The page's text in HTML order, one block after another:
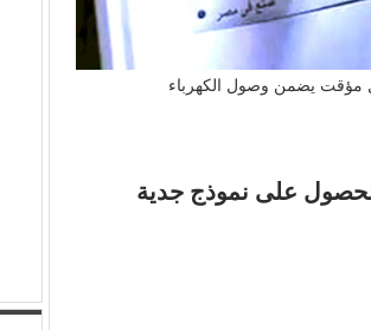
مؤقت يضمن وصول الكهرباء
على نموذج جدية